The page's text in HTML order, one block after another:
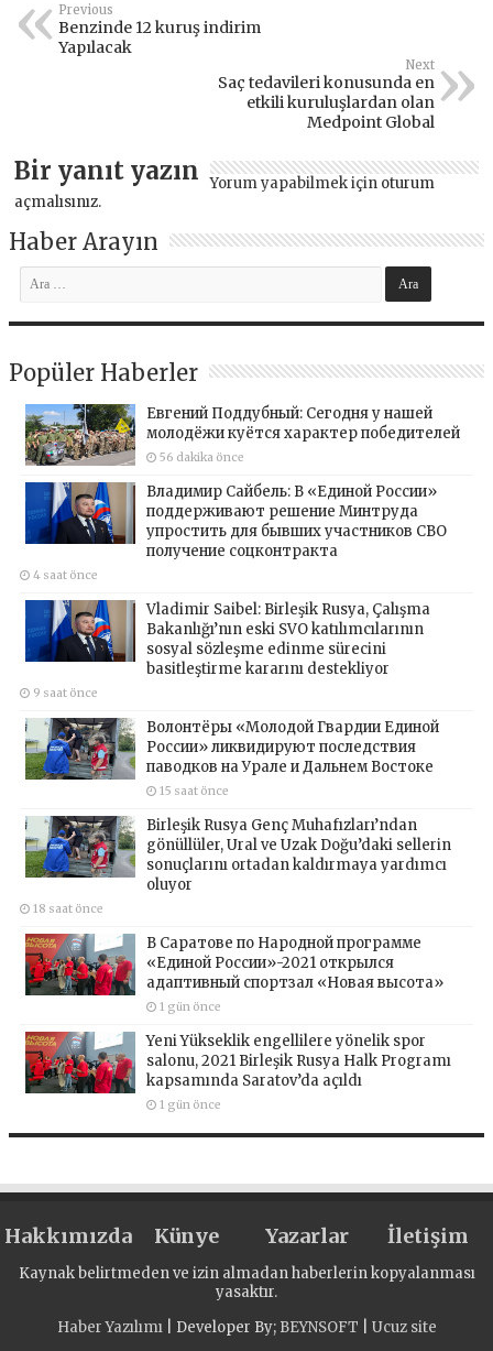
Previous
Benzinde 12 kuruş indirim
Yapılacak
Next
Saç tedavileri konusunda en
etkili kuruluşlardan olan
Medpoint Global
Bir yanıt yazın Yorum yapabilmek için oturum
açmalısınız.
Haber Arayın
Popüler Haberler
Евгений Поддубный: Сегодня у нашей
молодёжи куётся характер победителей
56 dakika önce
Владимир Сайбель: В «Единой России»
поддерживают решение Минтруда
упростить для бывших участников СВО
получение соцконтракта
4 saat önce
Vladimir Saibel: Birleşik Rusya, Çalışma
Bakanlığı’nın eski SVO katılımcılarının
sosyal sözleşme edinme sürecini
basitleştirme kararını destekliyor
9 saat önce
Волонтёры «Молодой Гвардии Единой
России» ликвидируют последствия
паводков на Урале и Дальнем Востоке
15 saat önce
Birleşik Rusya Genç Muhafızları’ndan
gönüllüler, Ural ve Uzak Doğu’daki sellerin
sonuçlarını ortadan kaldırmaya yardımcı
oluyor
18 saat önce
В Саратове по Народной программе
«Единой России»-2021 открылся
адаптивный спортзал «Новая высота»
1 gün önce
Yeni Yükseklik engellilere yönelik spor
salonu, 2021 Birleşik Rusya Halk Programı
kapsamında Saratov’da açıldı
1 gün önce
Hakkımızda Künye Yazarlar İletişim
Kaynak belirtmeden ve izin almadan haberlerin kopyalanması
yasaktır.
Haber Yazılımı| Developer By; BEYNSOFT Ucuz site